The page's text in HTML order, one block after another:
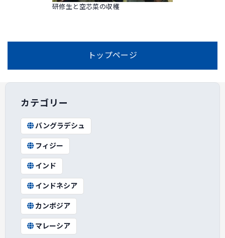
研修生と空芯菜の収穫
トップページ
カテゴリー
バングラデシュ
フィジー
インド
インドネシア
カンボジア
マレーシア